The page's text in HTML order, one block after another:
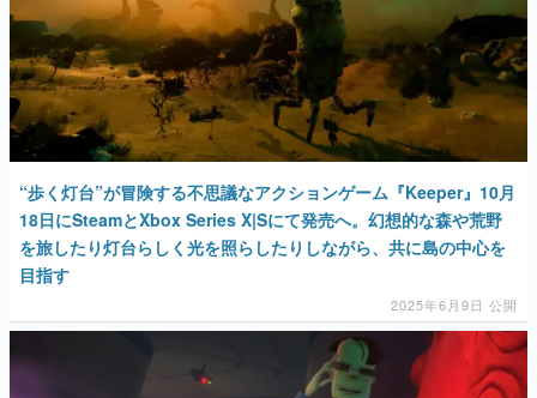
“歩く灯台”が冒険する不思議なアクションゲーム『Keeper』10月
18日にSteamとXbox Series X|Sにて発売へ。幻想的な森や荒野
を旅したり灯台らしく光を照らしたりしながら、共に島の中心を
目指す
2025年6月9日 公開